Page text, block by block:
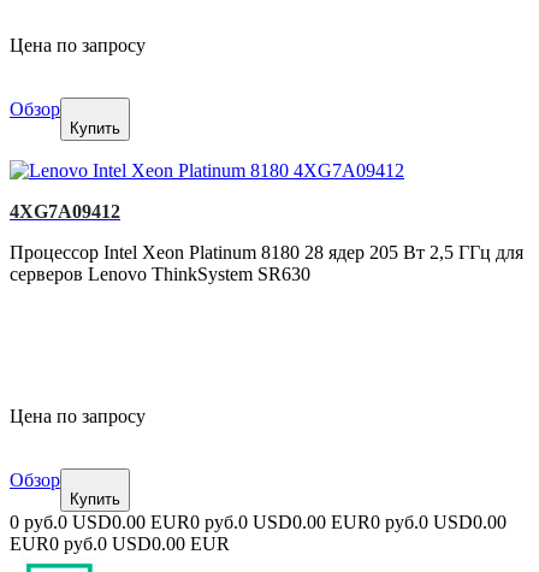
Цена по запросу
Обзор
Купить
4XG7A09412
Процессор Intel Xeon Platinum 8180 28 ядер 205 Вт 2,5 ГГц для
серверов Lenovo ThinkSystem SR630
Цена по запросу
Обзор
Купить
0 руб.0 USD0.00 EUR0 руб.0 USD0.00 EUR0 руб.0 USD0.00
EUR0 руб.0 USD0.00 EUR